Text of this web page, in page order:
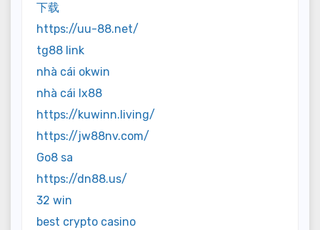
下载
https://uu-88.net/
tg88 link
nhà cái okwin
nhà cái lx88
https://kuwinn.living/
https://jw88nv.com/
Go8 sa
https://dn88.us/
32 win
best crypto casino